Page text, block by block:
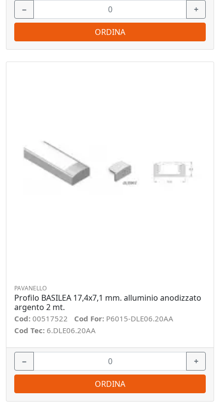
− +
ORDINA
PAVANELLO
Profilo BASILEA 17,4x7,1 mm. alluminio anodizzato
argento 2 mt.
Cod: 00517522 Cod For: P6015-DLE06.20AA
Cod Tec: 6.DLE06.20AA
− +
ORDINA